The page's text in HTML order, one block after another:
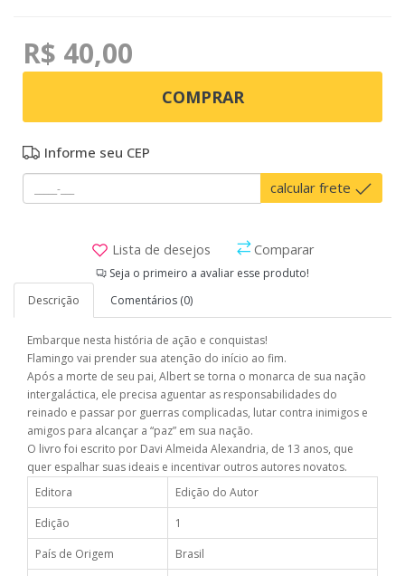
R$ 40,00
COMPRAR
Informe seu CEP
calcular frete
Lista de desejos Comparar
Seja o primeiro a avaliar esse produto!
Descrição
Comentários (0)
Embarque nesta história de ação e conquistas!
Flamingo vai prender sua atenção do início ao fim.
Após a morte de seu pai, Albert se torna o monarca de sua nação
intergaláctica, ele precisa aguentar as responsabilidades do
reinado e passar por guerras complicadas, lutar contra inimigos e
amigos para alcançar a “paz” em sua nação.
O livro foi escrito por Davi Almeida Alexandria, de 13 anos, que
quer espalhar suas ideais e incentivar outros autores novatos.
Editora
Edição do Autor
Edição
1
País de Origem
Brasil